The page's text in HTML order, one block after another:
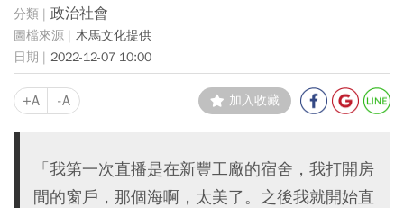
政治社會
木馬文化提供
2022-12-07 10:00
+A -A 加入收藏
「我第一次直播是在新豐工廠的宿舍，我打開房
間的窗戶，那個海啊，太美了。之後我就開始直